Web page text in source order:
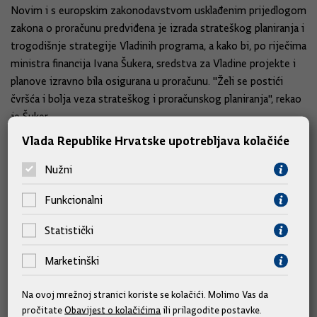
Novim i s europskim zakonodavstvom usklađenim prijedlogom
zakona o proračunu predviđena je izrada strateškog planiranja i
trogodišnje strategije Vladinih programa, a kako bi, po riječima
ministra financija Ivana Šukera, sredstva za Vladine projekte i
planove izravno bila osigurana u proračunu. "Želi se postići
čvršća i bolja veza strateškog i proračunskog planiranja", rekao
je Šuker.
Uz donošenje proračuna za tekuću godinu, Hrvatski sabor i
predstavnička tijela jedinica lokalne samouprave donosila bi
izvršenju proračuna, i polugodišnje i godišnje, vodilo bi se na
četvrtoj razini (detaljnije).
Zakon predviđa da se u ograničenje zaduživanja uključe i
samouprave izdaju tvrtkama u njihovu vlasništvu, a za svako bi
zaduženje morale dobiti suglasnost ministra financija.
Vlada Republike Hrvatske upotrebljava kolačiće
Nužni
Funkcionalni
Statistički
Marketinški
Na ovoj mrežnoj stranici koriste se kolačići. Molimo Vas da
pročitateObavijest o kolačićima ili prilagodite postavke.